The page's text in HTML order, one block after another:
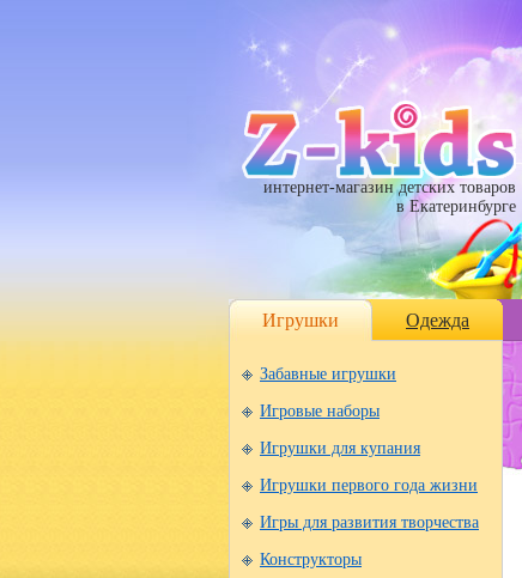
интернет-магазин детских товаров
в Екатеринбурге
Игрушки Одежда
Забавные игрушки
Игровые наборы
Игрушки для купания
Игрушки первого года жизни
Игры для развития творчества
Конструкторы